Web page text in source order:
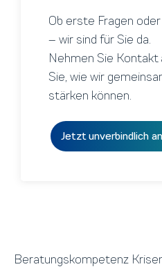
Ob erste Fragen
– wir sind für Sie da.
Nehmen Sie Kontakt
Sie, wie wir
stärken können.
Jetzt unverbindlich
Beratungskompetenz